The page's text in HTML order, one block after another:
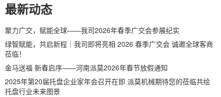
最新动态
聚力广交，赋能全球——我司2026年春季广交会参展纪实
绿智赋能，共启新程｜我司即将亮相 2026 春季广交会 诚邀全球客商
莅临！
金马送福 新春启序——河南派莫2026年春节放假通知
2025年第20届托盘企业家年会召开在即 派莫机械期待您的莅临共绘
托盘行业未来图景